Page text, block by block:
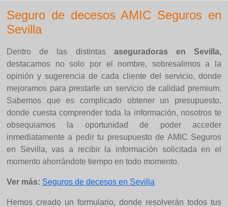
Seguro de decesos AMIC Seguros en
Sevilla
Dentro de las distintas aseguradoras en Sevilla,
destacamos no solo por el nombre, sobresalimos a la
opinión y sugerencia de cada cliente del servicio, donde
mejoramos para prestarle un servicio de calidad premium.
Sabemos que es complicado obtener un presupuesto,
donde cuesta comprender toda la información, nosotros te
obsequiamos la oportunidad de poder acceder
inmediatamente a pedir tu presupuesto de AMIC Seguros
en Sevilla, vas a recibir la información solicitada en el
momento ahorrándote tiempo en todo momento.
Ver más: Seguros de decesos en Sevilla
Hemos creado un formulario, donde resolverán todos tus